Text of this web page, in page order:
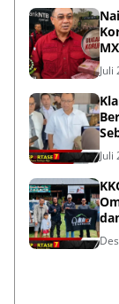
Juli
Juli